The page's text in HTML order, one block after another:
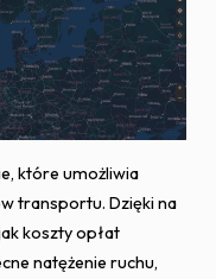
które umożliwia
transportu. Dzięki na
koszty opłat
natężenie ruchu,